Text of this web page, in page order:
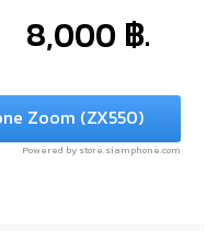
8,000 ฿.
Zoom (ZX550)
Powered by store.siamphone.com